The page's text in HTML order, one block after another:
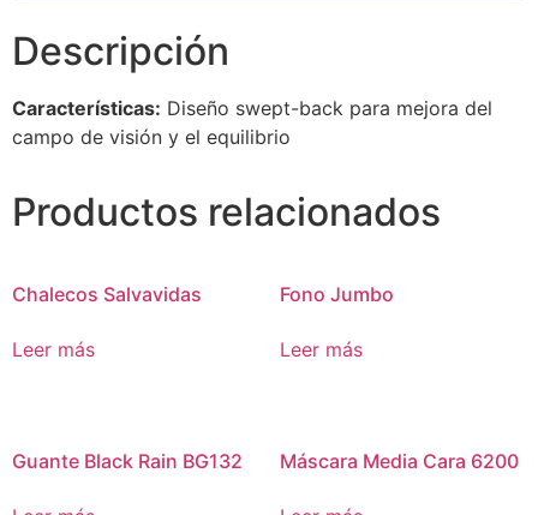
Descripción
Características: Diseño swept-back para mejora del
campo de visión y el equilibrio
Productos relacionados
Chalecos Salvavidas
Leer más
Fono Jumbo
Leer más
Guante Black Rain BG132 Máscara Media Cara 6200